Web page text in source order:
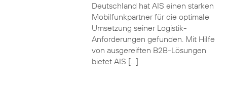
Deutschland hat AIS einen starken
Mobilfunkpartner für die optimale
Umsetzung seiner Logistik-
Anforderungen gefunden. Mit Hilfe
von ausgereiften B2B-Lösungen
bietet AIS […]